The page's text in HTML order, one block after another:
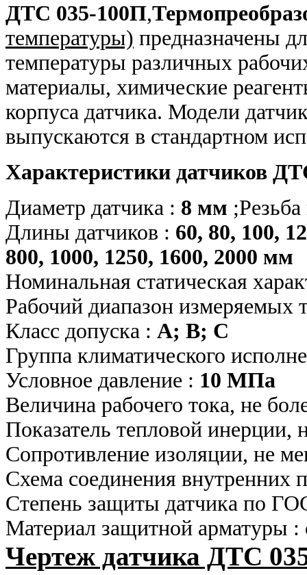
ДТС 035-100П,
температуры) предназначены
температуры различных
материалы, химические
корпуса датчика. Модели
выпускаются в стандартном
Характеристики датчиков
Диаметр датчика : 8 мм
Длины датчиков : 60, 80, 100,
800, 1000, 1250, 1600, 2000 мм
Номинальная статическая
Рабочий диапазон измеряемых
Класс допуска : А; В; С
Группа климатического
Условное давление : 10 МПа
Величина рабочего тока, не
Показатель тепловой инерции,
Сопротивление изоляции, не
Схема соединения внутренних
Степень защиты датчика по
Материал защитной арматуры :
Чертеж датчика ДТС